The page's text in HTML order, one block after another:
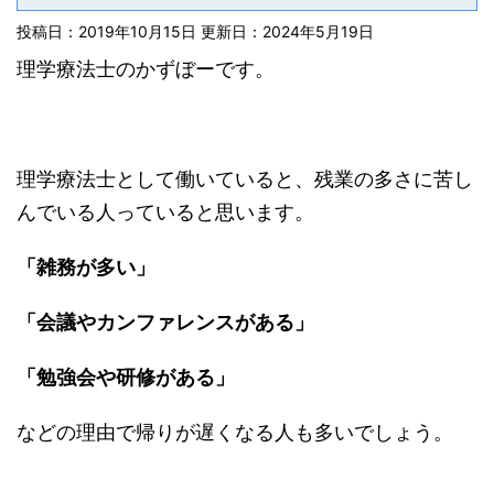
投稿日：2019年10月15日 更新日： 2024年5月19日
理学療法士のかずぼーです。
理学療法士として働いていると、残業の多さに苦し
んでいる人っていると思います。
「雑務が多い」
「会議やカンファレンスがある」
「勉強会や研修がある」
などの理由で帰りが遅くなる人も多いでしょう。